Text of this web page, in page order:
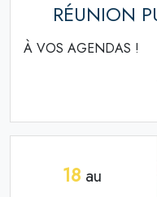
RÉUNION
À VOS AGENDAS !
18au